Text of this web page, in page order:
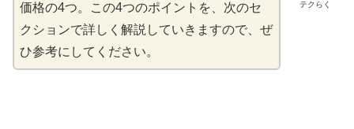
テクらく
価格の4つ。この4つのポイントを、次のセ
クションで詳しく解説していきますので、ぜ
ひ参考にしてください。